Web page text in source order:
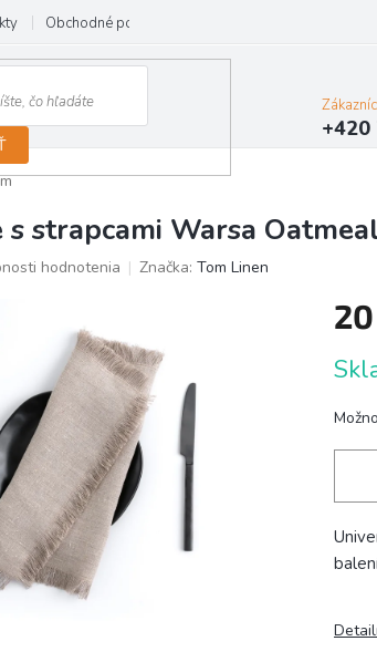
Obchodné podmienky
+420
s strapcami Warsa
hodnotenia Značka: Tom Linen
cena: